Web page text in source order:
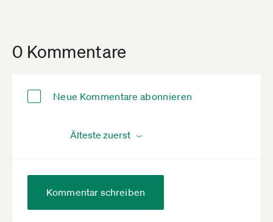
0 Kommentare
Neue Kommentare abonnieren
Kommentar schreiben